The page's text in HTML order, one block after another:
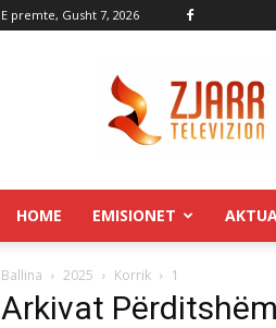
E premte, Gusht 7, 2026
HOME EMISIONET
Ballina 2025 Korrik 1
Arkivat